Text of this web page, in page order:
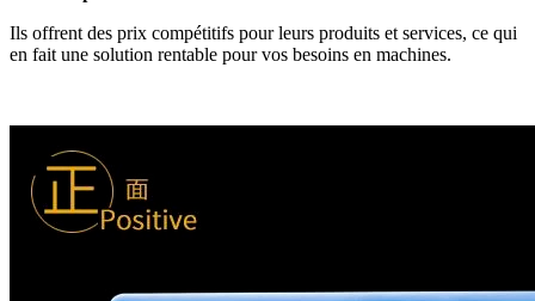
Ils offrent des prix compétitifs pour leurs produits et services, ce qui
en fait une solution rentable pour vos besoins en machines.